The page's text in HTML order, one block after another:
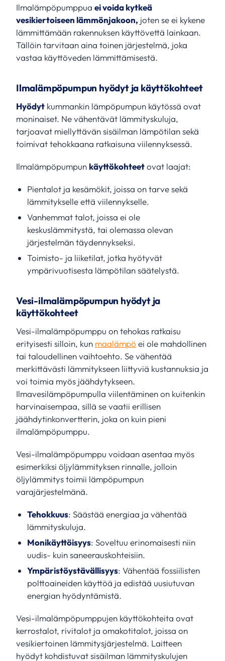
Ilmalämpöpumppua ei voida kytkeä
vesikiertoiseen lämmönjakoon, joten se ei kykene
lämmittämään rakennuksen käyttövettä lainkaan.
Tällöin tarvitaan aina toinen järjestelmä, joka
vastaa käyttöveden lämmittämisestä.
Ilmalämpöpumpun hyödyt ja käyttökohteet
Hyödyt kummankin lämpöpumpun käytössä ovat
moninaiset. Ne vähentävät lämmityskuluja,
tarjoavat miellyttävän sisäilman lämpötilan sekä
toimivat tehokkaana ratkaisuna viilennyksessä.
Ilmalämpöpumpun käyttökohteetovat laajat:
Pientalot ja kesämökit, joissa on tarve sekä
lämmitykselle että viilennykselle.
Vanhemmat talot, joissa ei ole
keskuslämmitystä, tai olemassa olevan
järjestelmän täydennykseksi.
Toimisto- ja liiketilat, jotka hyötyvät
ympärivuotisesta lämpötilan säätelystä.
Vesi-ilmalämpöpumpun hyödyt ja
käyttökohteet
Vesi-ilmalämpöpumppu on tehokas ratkaisu
erityisesti silloin, kun maalämpö ei ole mahdollinen
tai taloudellinen vaihtoehto. Se vähentää
merkittävästi lämmitykseen liittyviä kustannuksia ja
voi toimia myös jäähdytykseen.
Ilmavesilämpöpumpulla viilentäminen on kuitenkin
harvinaisempaa, sillä se vaatii erillisen
jäähdytinkonvertterin, joka on kuin pieni
ilmalämpöpumppu.
Vesi-ilmalämpöpumppu voidaan asentaa myös
esimerkiksi öljylämmityksen rinnalle, jolloin
öljylämmitys toimii lämpöpumpun
varajärjestelmänä.
Tehokkuus: Säästää energiaa ja vähentää
lämmityskuluja.
Monikäyttöisyys: Soveltuu erinomaisesti niin
uudis- kuin saneerauskohteisiin.
Ympäristöystävällisyys: Vähentää fossiilisten
polttoaineiden käyttöä ja edistää uusiutuvan
energian hyödyntämistä.
Vesi-ilmalämpöpumppujen käyttökohteita ovat
kerrostalot, rivitalot ja omakotitalot, joissa on
vesikiertoinen lämmitysjärjestelmä. Laitteen
hyödyt kohdistuvat sisäilman lämmityskulujen